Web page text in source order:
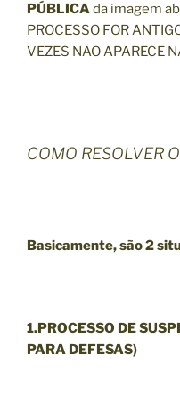
PÚBLICAda imagem
PROCESSO FOR
VEZES NÃO APARECE
COMO RESOLVER
Basicamente, são 2
1.PROCESSO DE
PARA DEFESAS)